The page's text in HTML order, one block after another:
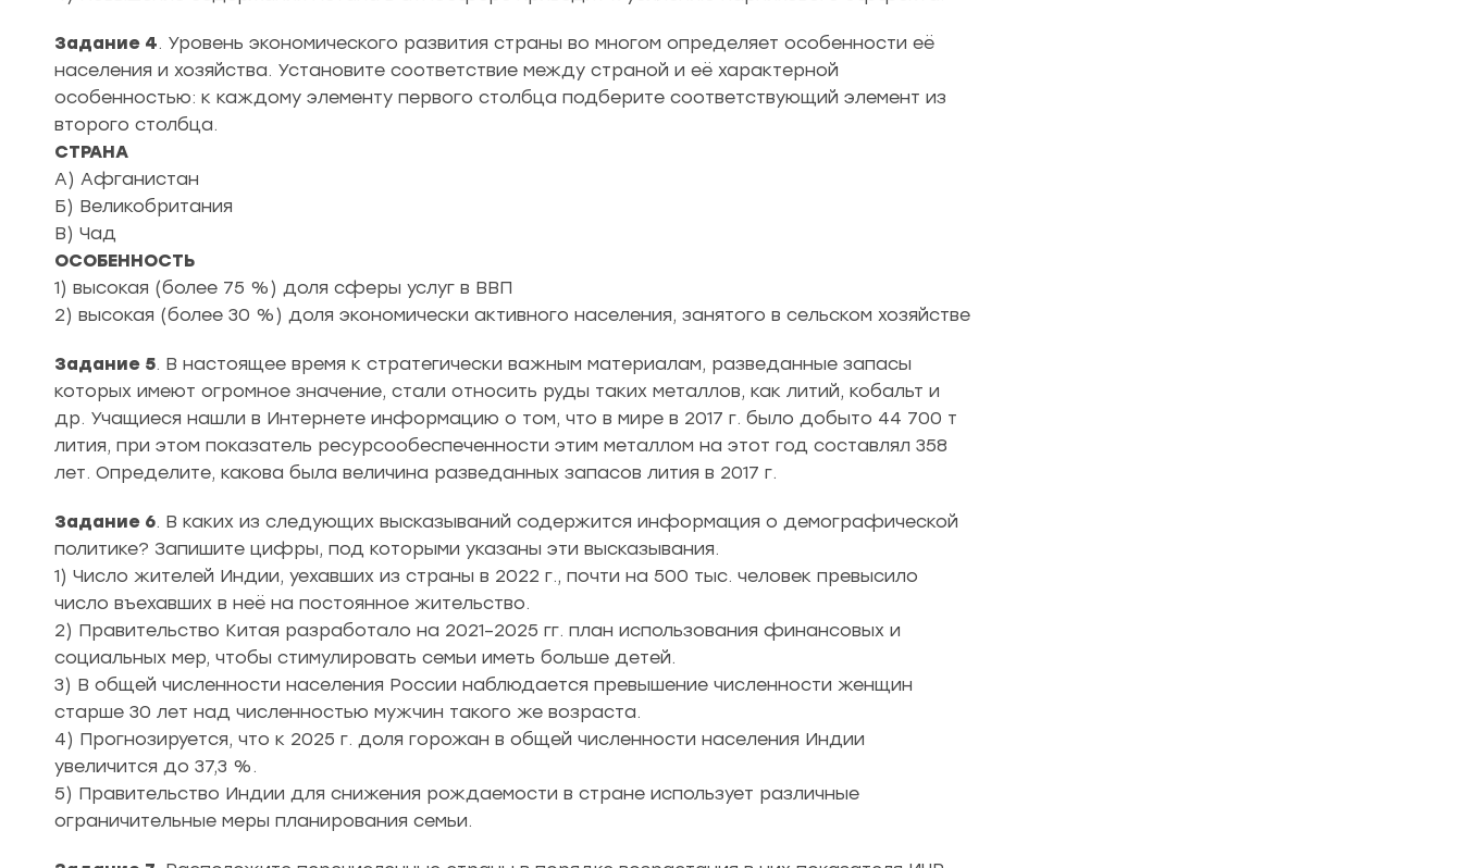
Задание 4. Уровень экономического развития страны во многом определяет особенности её
населения и хозяйства. Установите соответствие между страной и её характерной
особенностью: к каждому элементу первого столбца подберите соответствующий элемент из
второго столбца.
СТРАНА
А) Афганистан
Б) Великобритания
В) Чад
ОСОБЕННОСТЬ
1) высокая (более 75 %) доля сферы услуг в ВВП
2) высокая (более 30 %) доля экономически активного населения, занятого в сельском хозяйстве
Задание 5. В настоящее время к стратегически важным материалам, разведанные запасы
которых имеют огромное значение, стали относить руды таких металлов, как литий, кобальт и
др. Учащиеся нашли в Интернете информацию о том, что в мире в 2017 г. было добыто 44 700 т
лития, при этом показатель ресурсообеспеченности этим металлом на этот год составлял 358
лет. Определите, какова была величина разведанных запасов лития в 2017 г.
Задание 6. В каких из следующих высказываний содержится информация о демографической
политике? Запишите цифры, под которыми указаны эти высказывания.
1) Число жителей Индии, уехавших из страны в 2022 г., почти на 500 тыс. человек превысило
число въехавших в неё на постоянное жительство.
2) Правительство Китая разработало на 2021–2025 гг. план использования финансовых и
социальных мер, чтобы стимулировать семьи иметь больше детей.
3) В общей численности населения России наблюдается превышение численности женщин
старше 30 лет над численностью мужчин такого же возраста.
4) Прогнозируется, что к 2025 г. доля горожан в общей численности населения Индии
увеличится до 37,3 %.
5) Правительство Индии для снижения рождаемости в стране использует различные
ограничительные меры планирования семьи.